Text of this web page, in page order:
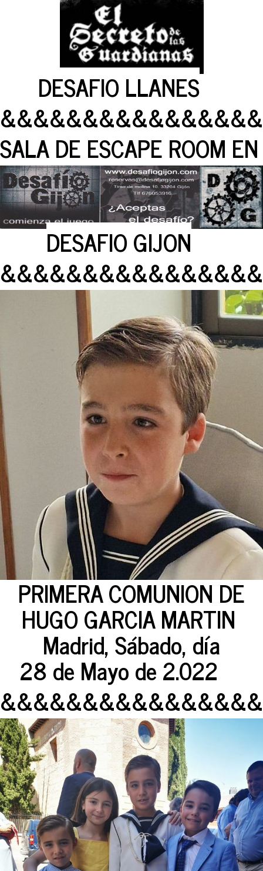
DESAFIO LLANES
SALA DE ESCAPE ROOM
DESAFIO GIJON
PRIMERA COMUNION DE
HUGO GARCIA MARTIN
Madrid, Sábado, día
28 de Mayo de 2.022